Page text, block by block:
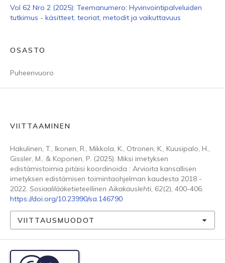
Vol 62 Nro 2 (2025): Teemanumero: Hyvinvointipalveluiden
tutkimus - käsitteet, teoriat, metodit ja vaikuttavuus
OSASTO
Puheenvuoro
VIITTAAMINEN
Hakulinen, T., Ikonen, R., Mikkola, K., Otronen, K., Kuusipalo, H.,
Gissler, M., & Koponen, P. (2025). Miksi imetyksen
edistämistoimia pitäisi koordinoida : Arvioita kansallisen
imetyksen edistämisen toimintaohjelman kaudesta 2018 -
2022. Sosiaalilääketieteellinen Aikakauslehti, 62(2), 400-406.
https://doi.org/10.23990/sa.146790
VIITTAUSMUODOT